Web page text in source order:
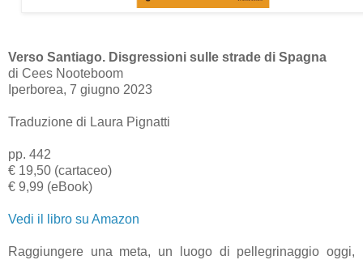
Verso Santiago. Disgressioni sulle strade di Spagna
di Cees Nooteboom
Iperborea, 7 giugno 2023
Traduzione di Laura Pignatti
pp. 442
€ 19,50 (cartaceo)
€ 9,99 (eBook)
Vedi il libro su Amazon
Raggiungere una meta, un luogo di pellegrinaggio oggi,